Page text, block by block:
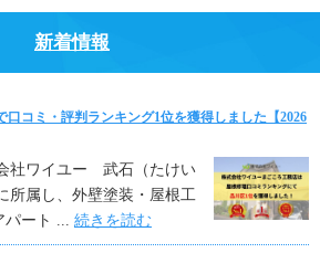
新着情報
口コミ・評判ランキング1位を獲得しました【2026
社ワイユー 武石（たけい
所属し、外壁塗装・屋根工
ート ... 続きを読む